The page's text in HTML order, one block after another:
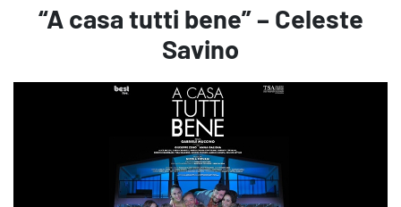
“A casa tutti bene” – Celeste
Savino